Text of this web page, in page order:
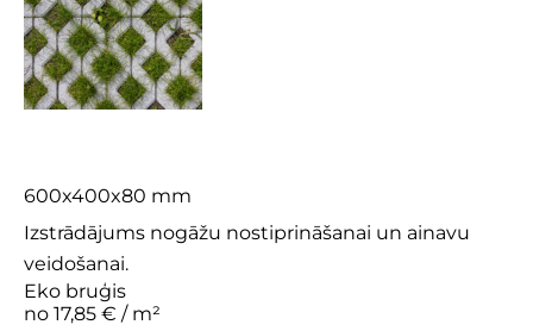
600x400x80 mm
Izstrādājums nogāžu nostiprināšanai un ainavu
veidošanai.
Eko bruģis
no 17,85 € / m²